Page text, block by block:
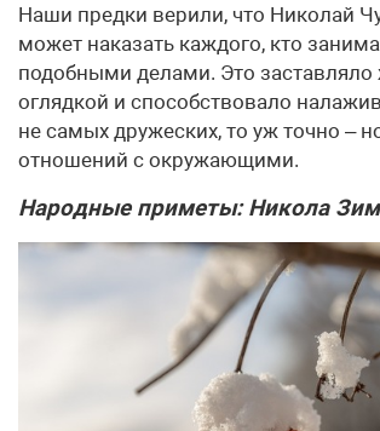
Наши предки верили, что Николай
может наказать каждого, кто
подобными делами. Это заставляло
оглядкой и способствовало
не самых дружеских, то уж точно –
отношений с окружающими.
Народные приметы: Никола